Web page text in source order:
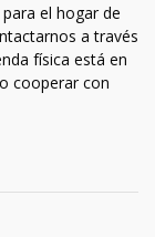
el hogar de
a través
física está en
cooperar con